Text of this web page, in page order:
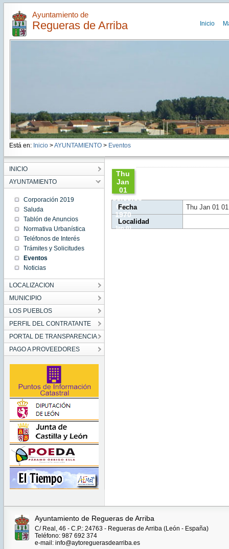
Ayuntamiento de
Regueras de Arriba Inicio
Está en: Inicio >AYUNTAMIENTO> Eventos
INICIO
AYUNTAMIENTO
Corporación 2019
Saluda
Tablón de Anuncios
Normativa Urbanística
Teléfonos de Interés
Trámites y Solicitudes
Eventos
Noticias
LOCALIZACION
MUNICIPIO
LOS PUEBLOS
PERFIL DEL CONTRATANTE
PORTAL DE TRANSPARENCIA
PAGO A PROVEEDORES
Thu
Jan
01
01:00:00
CET
1970
Thu
Jan 01
Fecha
Thu Jan 01
Localidad
Ayuntamiento de Regueras de Arriba
C/ Real, 46 - C.P.: 24763 - Regueras de Arriba (León - España)
Teléfono: 987 692 374
e-mail: info@aytoreguerasdearriba.es